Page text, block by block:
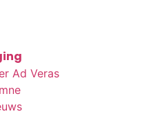
Ad Veras